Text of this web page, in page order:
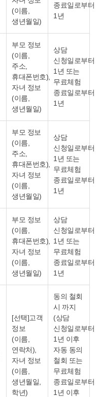
(이름,
생년월일)
종료일로부터
1년
부모 정보
(이름,
주소,
휴대폰번호),
자녀 정보
(이름,
생년월일)
상담
신청일로부터
1년 또는
무료체험
종료일로부터
1년
부모 정보
(이름,
주소,
휴대폰번호),
자녀 정보
(이름,
생년월일)
상담
신청일로부터
1년 또는
무료체험
종료일로부터
1년
부모 정보
(이름,
휴대폰번호),
자녀 정보
(이름,
생년월일)
상담
신청일로부터
1년 또는
무료체험
종료일로부터
1년
[선택]고객
정보
(이름,
연락처),
자녀 정보
(이름,
생년월일,
학년)
동의 철회
시 까지
(상담
신청일로부터
1년 이후
자동 동의
철회 또는
무료체험
종료일로부터
1년 이후